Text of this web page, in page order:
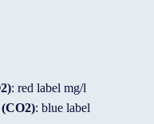
: red label mg/l
: blue label